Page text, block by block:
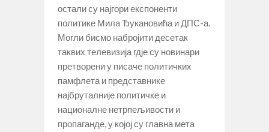
остали су најгори експоненти
политике Мила Ђукановића и ДПС-а.
Могли бисмо набројити десетак
таквих телевизија гдје су новинари
претворени у писаче политичких
памфлета и представнике
најбруталније политичке и
националне нетрпељивости и
пропаганде, у којој су главна мета